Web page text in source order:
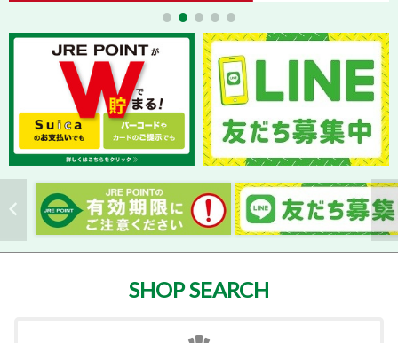
SHOP SEARCH